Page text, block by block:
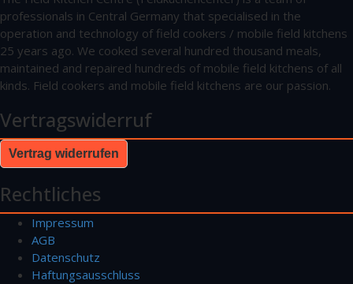
professionals in Central Germany that specialised in the
operation and technology of field cookers / mobile field kitchens
25 years ago. We cooked several hundred thousand meals,
maintained and repaired hundreds of mobile field kitchens of all
kinds. Field cookers and mobile field kitchens are our passion.
Vertragswiderruf
Vertrag widerrufen
Rechtliches
Impressum
AGB
Datenschutz
Haftungsausschluss